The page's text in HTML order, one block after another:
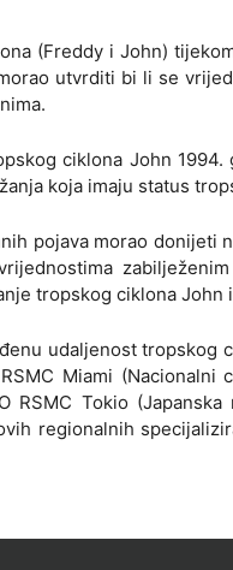
(Freddy i John)
utvrditi bi li se
ciklona John
koja imaju status
pojava morao donijeti
tropskog ciklona
udaljenost tropskog
Miami (Nacionalni
RSMC Tokio
regionalnih